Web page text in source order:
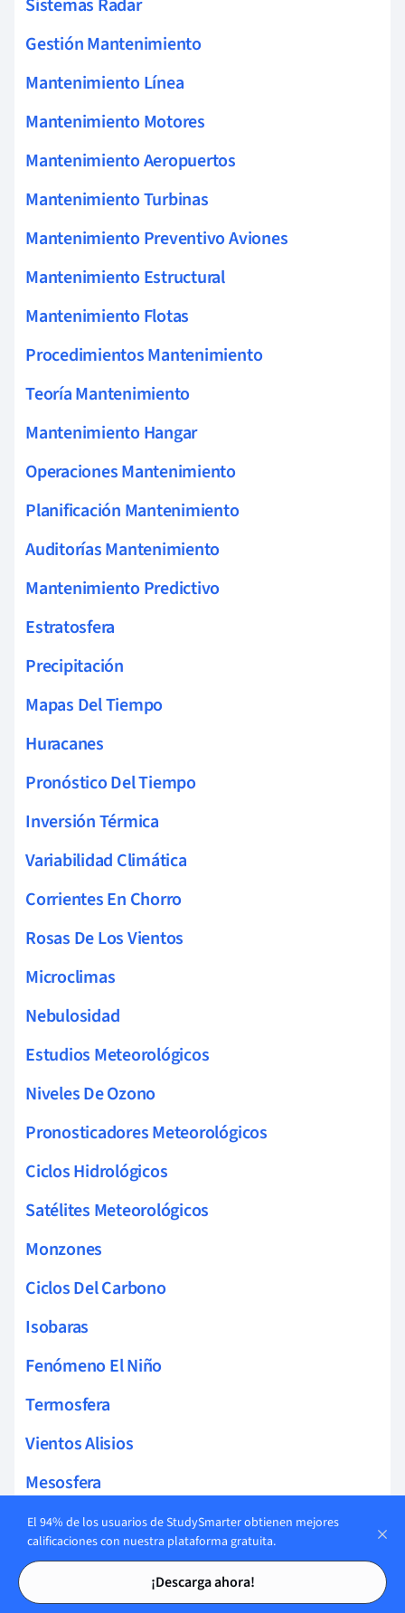
Tarjetas de estudio
Tarjetas de estudio
Gestión Mantenimiento
Mantenimiento Línea
Mantenimiento Motores
Mantenimiento Aeropuertos
Mantenimiento Turbinas
Mantenimiento Preventivo Aviones
Mantenimiento Estructural
Mantenimiento Flotas
Procedimientos Mantenimiento
Teoría Mantenimiento
Mantenimiento Hangar
Operaciones Mantenimiento
Planificación Mantenimiento
Auditorías Mantenimiento
Mantenimiento Predictivo
Estratosfera
Precipitación
Mapas Del Tiempo
Huracanes
Pronóstico Del Tiempo
Inversión Térmica
Variabilidad Climática
Corrientes En Chorro
Rosas De Los Vientos
Microclimas
Nebulosidad
Estudios Meteorológicos
Niveles De Ozono
Pronosticadores Meteorológicos
Ciclos Hidrológicos
Satélites Meteorológicos
Monzones
Ciclos Del Carbono
Isobaras
Fenómeno El Niño
Termosfera
Vientos Alisios
Mesosfera
Nubes Cumulonimbus
Nubes Cirrus
Celdas De Hadley
El 94% de los usuarios de StudySmarter obtienen mejores
calificaciones con nuestra plataforma gratuita.
¡Descarga ahora!